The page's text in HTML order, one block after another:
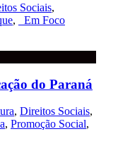
Sociais,
, _Em Foco
do Paraná
, Direitos Sociais,
, Promoção Social,